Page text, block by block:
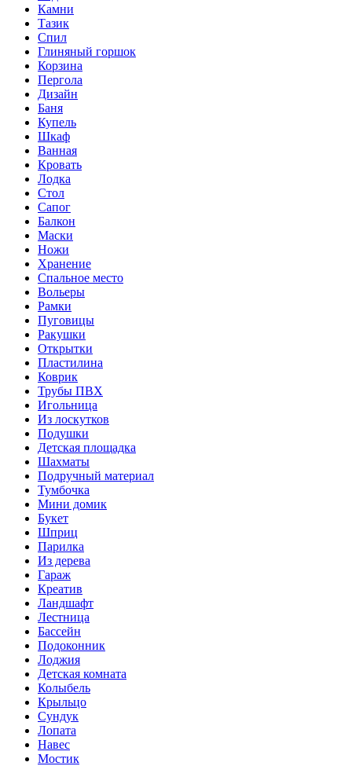
Камни
Тазик
Спил
Глиняный горшок
Корзина
Пергола
Дизайн
Баня
Купель
Шкаф
Ванная
Кровать
Лодка
Стол
Сапог
Балкон
Маски
Ножи
Хранение
Спальное место
Вольеры
Рамки
Пуговицы
Ракушки
Открытки
Пластилина
Коврик
Трубы ПВХ
Игольница
Из лоскутков
Подушки
Детская площадка
Шахматы
Подручный материал
Тумбочка
Мини домик
Букет
Шприц
Парилка
Из дерева
Гараж
Креатив
Ландшафт
Лестница
Бассейн
Подоконник
Лоджия
Детская комната
Колыбель
Крыльцо
Сундук
Лопата
Навес
Мостик